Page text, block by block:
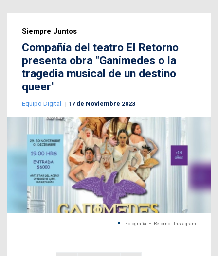
Siempre Juntos
Compañía del teatro El Retorno
presenta obra "Ganímedes o la
tragedia musical de un destino
queer"
Equipo Digital 17 de Noviembre 2023
Fotografía: El Retorno | Instagram